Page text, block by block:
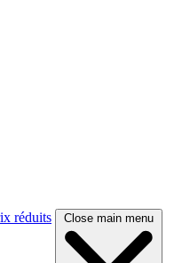
réduits Close main menu